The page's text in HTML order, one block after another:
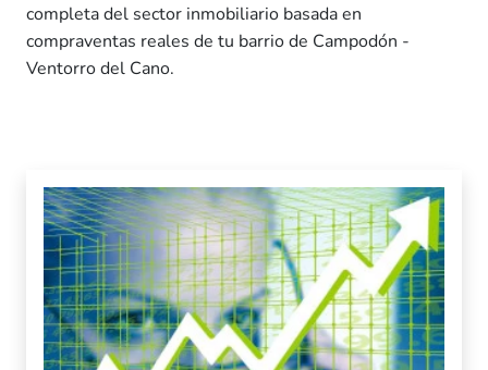
completa del sector inmobiliario basada en
compraventas reales de tu barrio de Campodón -
Ventorro del Cano.